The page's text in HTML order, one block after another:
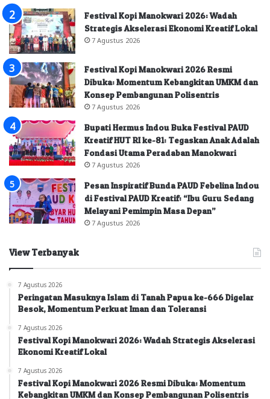
Festival Kopi Manokwari 2026: Wadah
Strategis Akselerasi Ekonomi Kreatif Lokal
7 Agustus 2026
Festival Kopi Manokwari 2026 Resmi
Dibuka: Momentum Kebangkitan UMKM dan
Konsep Pembangunan Polisentris
7 Agustus 2026
Bupati Hermus Indou Buka Festival PAUD
Kreatif HUT RI ke-81: Tegaskan Anak Adalah
Fondasi Utama Peradaban Manokwari
7 Agustus 2026
Pesan Inspiratif Bunda PAUD Febelina Indou
di Festival PAUD Kreatif: “Ibu Guru Sedang
Melayani Pemimpin Masa Depan”
7 Agustus 2026
View Terbanyak
7 Agustus 2026
Peringatan Masuknya Islam di Tanah Papua ke-666 Digelar
Besok, Momentum Perkuat Iman dan Toleransi
7 Agustus 2026
Festival Kopi Manokwari 2026: Wadah Strategis Akselerasi
Ekonomi Kreatif Lokal
7 Agustus 2026
Festival Kopi Manokwari 2026 Resmi Dibuka: Momentum
Kebangkitan UMKM dan Konsep Pembangunan Polisentris